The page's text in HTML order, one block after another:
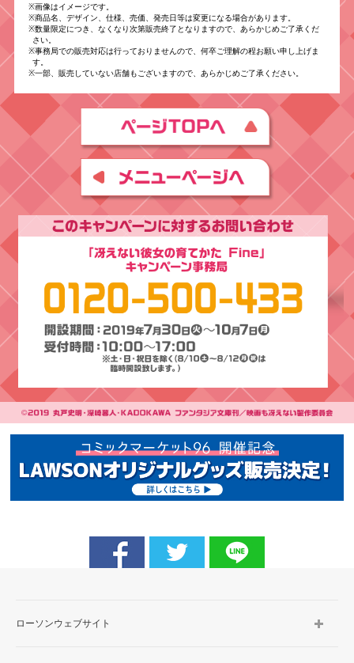
※画像はイメージです。
※商品名、デザイン、仕様、売価、発売日等は変更になる場合があります。
※数量限定につき、なくなり次第販売終了となりますので、あらかじめご了承くだ
さい。
※事務局での販売対応は行っておりませんので、何卒ご理解の程お願い申し上げま
す。
※一部、販売していない店舗もございますので、あらかじめご了承ください。
ローソンウェブサイト